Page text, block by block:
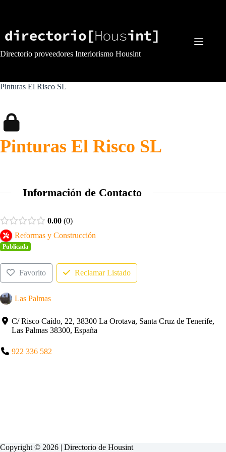
Directorio proveedores Interiorismo Housint
Pinturas El Risco SL
Pinturas El Risco SL
Información de Contacto
0.00 0
Reformas y Construcción
Publicada
Favorito Reclamar Listado
Las Palmas
C/ Risco Caído, 22, 38300 La Orotava, Santa Cruz de Tenerife,
Las Palmas 38300, España
922 336 582
Copyright © 2026 | Directorio de Housint